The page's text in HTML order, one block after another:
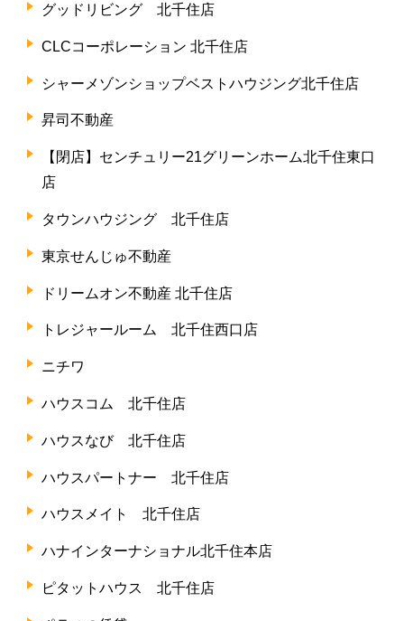
グッドリビング 北千住店
CLCコーポレーション 北千住店
シャーメゾンショップベストハウジング北千住店
昇司不動産
【閉店】センチュリー21グリーンホーム北千住東口
店
タウンハウジング 北千住店
東京せんじゅ不動産
ドリームオン不動産 北千住店
トレジャールーム 北千住西口店
ニチワ
ハウスコム 北千住店
ハウスなび 北千住店
ハウスパートナー 北千住店
ハウスメイト 北千住店
ハナインターナショナル北千住本店
ピタットハウス 北千住店